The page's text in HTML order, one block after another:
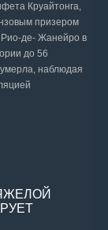
Круайтонга,
призером
де- Жанейро в
до 56
наблюдая